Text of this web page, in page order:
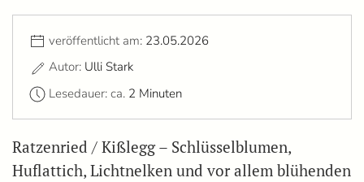
veröffentlicht am: 23.05.2026
Autor: Ulli Stark
Lesedauer: ca. 2 Minuten
Ratzenried / Kißlegg – Schlüsselblumen,
Huflattich, Lichtnelken und vor allem blühenden